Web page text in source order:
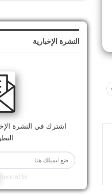
النشرة الإخبارية
اشترك في النشرة
by